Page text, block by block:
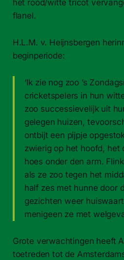
het rood/witte tricot
flanel.
H.L.M. v. Heijnsbergen
beginperiode:
‘Ik zie nog zoo ’s
cricketspelers in hun
zoo successievelijk uit
gelegen huizen,
ontbijt een pijpje
zwierig op het hoofd, het
hoes onder den arm.
als ze zoo tegen het
half zes met hunne door
gezichten weer
menigeen ze met
Grote verwachtingen heeft
toetreden tot de